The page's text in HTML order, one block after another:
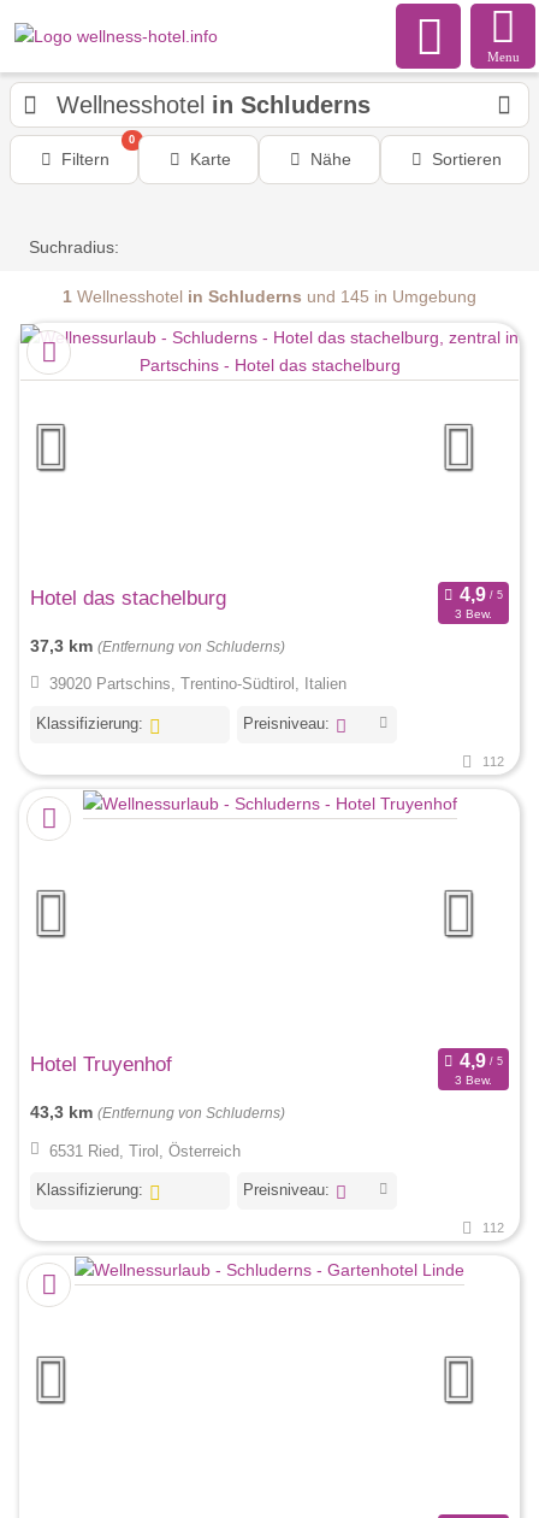
Menu
Wellnesshotel in Schluderns
Filtern
0
Karte Nähe Sortieren
Suchradius:
1 Wellnesshotel in Schluderns und 145 in Umgebung
Hotel das stachelburg
3 Bew.
37,3 km (Entfernung von Schluderns)
39020 Partschins, Trentino-Südtirol, Italien
Klassifizierung: Preisniveau:
112
Hotel Truyenhof
3 Bew.
43,3 km (Entfernung von Schluderns)
6531 Ried, Tirol, Österreich
Klassifizierung: Preisniveau:
112